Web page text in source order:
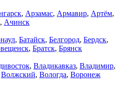
, Арзамас, Армавир, Артём,
, Ачинск
, Батайск, Белгород, Бердск,
, Братск, Брянск
, Владикавказ, Владимир,
Волжский, Вологда, Воронеж